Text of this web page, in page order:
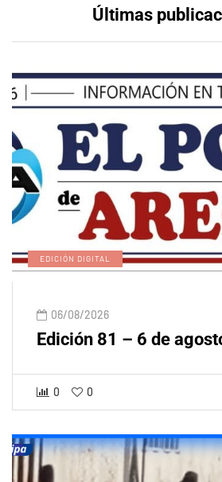
Últimas
EDICIÓN DIGITAL
06/08/2026
Edición 81 – 6 de
0 0